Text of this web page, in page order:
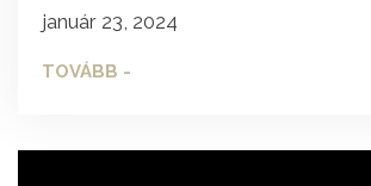
január 23, 2024
TOVÁBB -